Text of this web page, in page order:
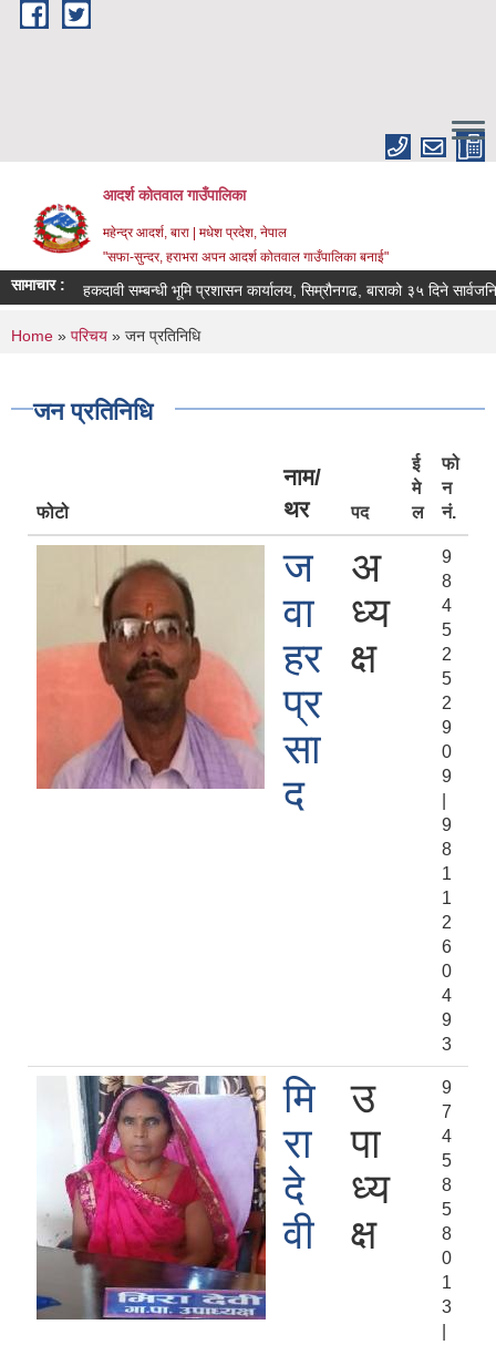
Skip to main content
आदर्श कोतवाल गाउँपालिका
महेन्द्र आदर्श, बारा | मधेश प्रदेश, नेपाल
"सफा-सुन्दर, हराभरा अपन आदर्श कोतवाल गाउँपालिका बनाई"
सामाचार :
हकदावी सम्बन्धी भूमि प्रशासन कार्यालय, सिम्रौनगढ, बाराको ३५ दिने सार्वजनिक
You are here
Home » परिचय » जन प्रतिनिधि
जन प्रतिनिधि
फोटो
नाम/
थर
पद
ई
मे
ल
फो
न
नं.
ज
वा
हर
प्र
सा
द
अ
ध्य
क्ष
9
8
4
5
2
5
2
9
0
9
9
8
1
1
2
6
0
4
9
3
मि
रा
दे
वी
उ
पा
ध्य
क्ष
9
7
4
5
8
5
8
0
1
3